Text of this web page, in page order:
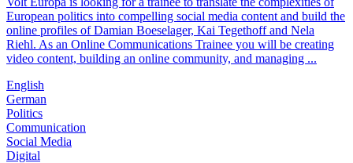
European politics into compelling social media content and build the
online profiles of Damian Boeselager, Kai Tegethoff and Nela
Riehl. As an Online Communications Trainee you will be creating
video content, building an online community, and managing ...
English
German
Politics
Communication
Social Media
Digital